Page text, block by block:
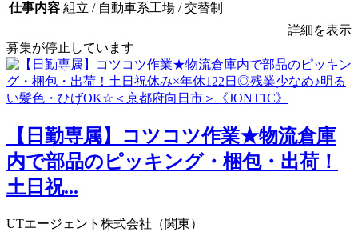
仕事内容 組立 / 自動車系工場 / 交替制
詳細を表示
募集が停止しています
【日勤専属】コツコツ作業★物流倉庫
内で部品のピッキング・梱包・出荷！
土日祝...
UTエージェント株式会社（関東）